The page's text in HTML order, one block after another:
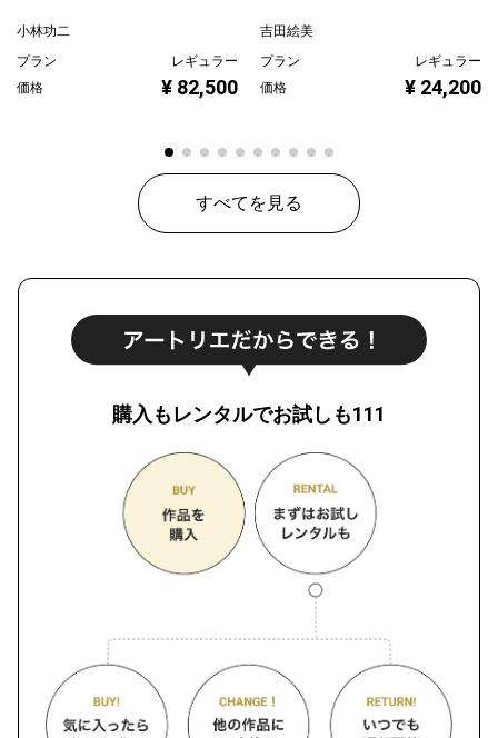
小林功二
プラン
レギュラー
価格
¥ 82,500
吉田絵美
プラン
レギュラー
価格
¥ 24,200
すべてを見る
購入もレンタルでお試しも111